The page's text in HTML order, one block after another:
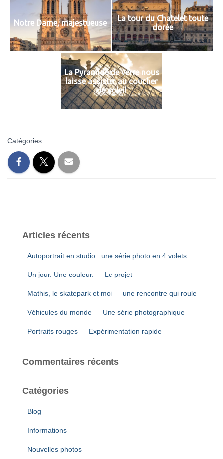
Notre Dame, majestueuse
La tour du Chatelet toute
dorée
La Pyramide de verre nous
laisse assister au coucher
de soleil
Catégories :
Articles récents
Autoportrait en studio : une série photo en 4 volets
Un jour. Une couleur. — Le projet
Mathis, le skatepark et moi — une rencontre qui roule
Véhicules du monde — Une série photographique
Portraits rouges — Expérimentation rapide
Commentaires récents
Catégories
Blog
Informations
Nouvelles photos